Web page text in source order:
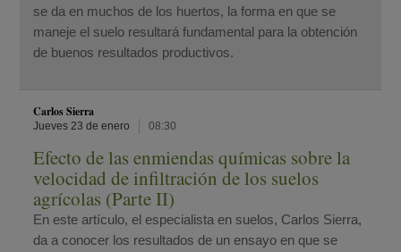
se da en muchos de los huertos, la forma en que se
maneje el suelo resultará fundamental para la obtención
de buenos resultados productivos.
Carlos Sierra
Jueves 23 de enero 08:30
Efecto de las enmiendas químicas sobre la
velocidad de infiltración de los suelos
agrícolas (Parte II)
En este artículo, el especialista en suelos, Carlos Sierra,
da a conocer los resultados de un ensayo en que se